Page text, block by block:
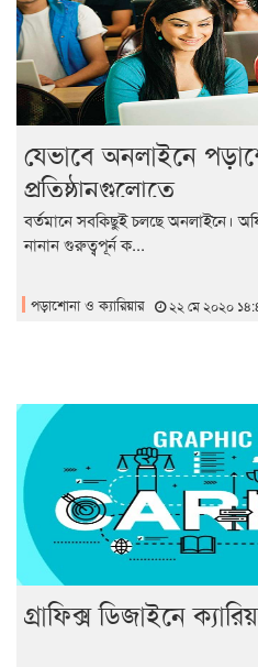
যেভাবে অনলাইনে
প্রতিষ্ঠানগুলোতে
বর্তমানে সবকিছুই চলছে অনলাইনে।
নানান গুরুত্বপূর্ন ক...
পড়াশোনা ও ক্যারিয়ার ২২ মে ২০২০
গ্রাফিক্স ডিজাইনে